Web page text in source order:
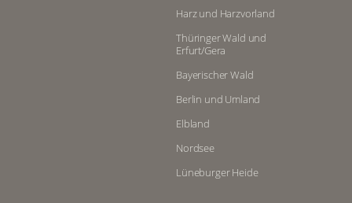
Harz und Harzvorland
Thüringer Wald und
Erfurt/Gera
Bayerischer Wald
Berlin und Umland
Elbland
Nordsee
Lüneburger Heide